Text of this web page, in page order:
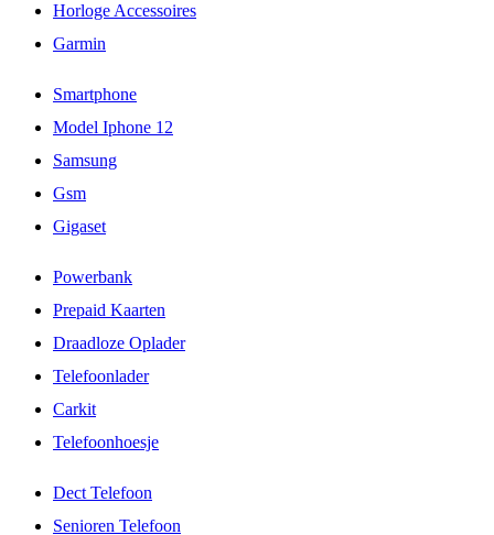
Horloge Accessoires
Garmin
Smartphone
Model Iphone 12
Samsung
Gsm
Gigaset
Powerbank
Prepaid Kaarten
Draadloze Oplader
Telefoonlader
Carkit
Telefoonhoesje
Dect Telefoon
Senioren Telefoon